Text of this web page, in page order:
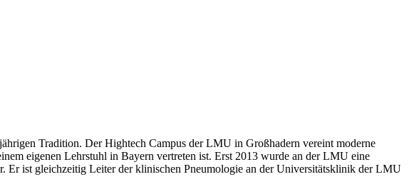
Tradition. Der Hightech Campus der LMU in Großhadern vereint moderne
eigenen Lehrstuhl in Bayern vertreten ist. Erst 2013 wurde an der LMU eine
Er ist gleichzeitig Leiter der klinischen Pneumologie an der Universitätsklinik der LMU